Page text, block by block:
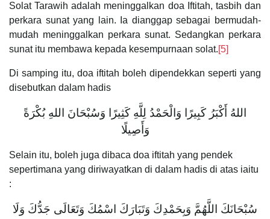
Solat Tarawih adalah meninggalkan doa Iftitah, tasbih dan
perkara sunat yang lain. Ia dianggap sebagai bermudah-
mudah meninggalkan perkara sunat. Sedangkan perkara
sunat itu membawa kepada kesempurnaan solat.[5]
Di samping itu, doa iftitah boleh dipendekkan seperti yang
disebutkan dalam hadis
اللهُ أَكْبَرُ كَبِيرًا وَالْحَمْدُ لِلَّهِ كَثِيرًا وَسُبْحَانَ اللهِ بُكْرَةً
وَأَصِيلًا
Selain itu, boleh juga dibaca doa iftitah yang pendek
sepertimana yang diriwayatkan di dalam hadis di atas iaitu
:
سُبْحَانَكَ اللَّهُمَّ وَبِحَمْدِكَ وَتَبَارَكَ اسْمُكَ وَتَعَالَى جَدُّكَ وَلَا